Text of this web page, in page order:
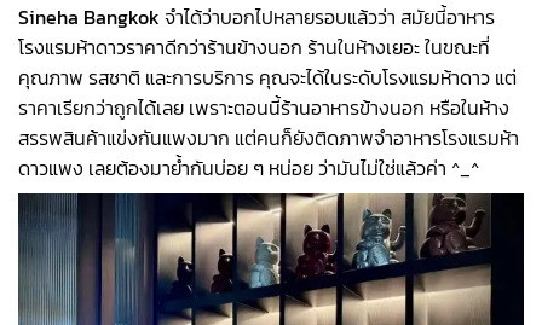
Sineha Bangkok จำได้ว่าบอกไปหลายรอบแล้วว่า สมัยนี้อาหาร
โรงแรมห้าดาวราคาดีกว่าร้านข้างนอก ร้านในห้างเยอะ ในขณะที่
คุณภาพ รสชาติ และการบริการ คุณจะได้ในระดับโรงแรมห้าดาว แต่
ราคาเรียกว่าถูกได้เลย เพราะตอนนี้ร้านอาหารข้างนอก หรือในห้าง
สรรพสินค้าแข่งกันแพงมาก แต่คนก็ยังติดภาพจำอาหารโรงแรมห้า
ดาวแพง เลยต้องมาย้ำกันบ่อย ๆ หน่อย ว่ามันไม่ใช่แล้วค่า ^_^